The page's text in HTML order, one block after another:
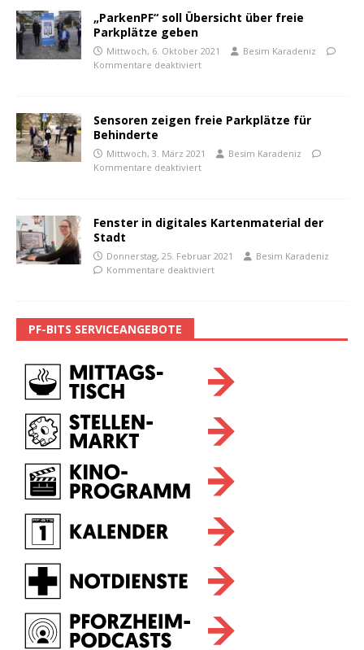
„ParkenPF“ soll Übersicht über freie
Parkplätze geben
Mittwoch, 6. Oktober 2021
Besim Karadeniz
Kommentare deaktiviert
Sensoren zeigen freie Parkplätze für
Behinderte
Mittwoch, 3. März 2021
Besim Karadeniz
Kommentare deaktiviert
Fenster in digitales Kartenmaterial der
Stadt
Donnerstag, 25. Februar 2021
Besim Karadeniz
Kommentare deaktiviert
PF-BITS SERVICEANGEBOTE